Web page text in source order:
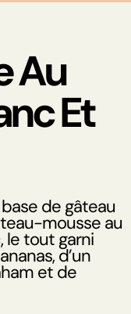
Au
Et
de gâteau
mousse au
le tout garni
d’un
et de